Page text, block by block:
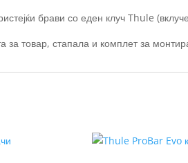
брави со еден клуч Thule
за товар, стапала и комплет за